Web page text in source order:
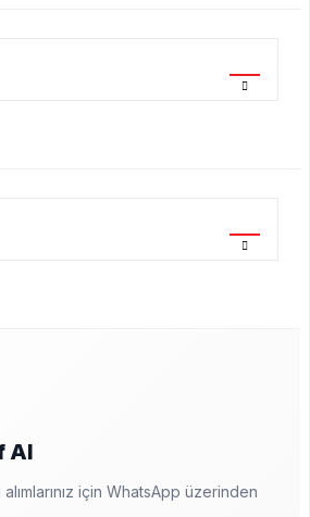
Al
için WhatsApp üzerinden